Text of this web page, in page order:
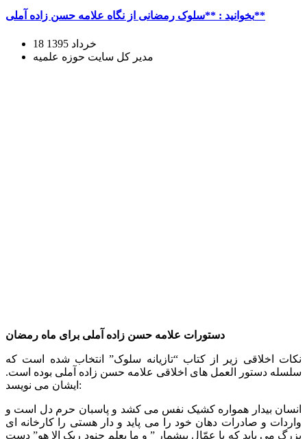
بخوانید : **سلوک رمضانی از نگاه علامه حسن زاده آملی**
18 خرداد 1395
مدیر کل سایت حوزه علمیه
دستورات علامه حسن زاده آملی برای ماه رمضان
نکات اخلاقی زیر از کتاب “تازیانه سلوک” انتخاب شده است که
سلسله دستور العمل های اخلاقی علامه حسن زاده آملی بوده است.
ایشان می نویسد:
انسان بیدار همواره کشیک نفس می کشد و پاسبان حرم دل است و
واردات و صادرات دهان خود را می پاید و دار هستی را کارخانه ای
بزرگ می یابد که با عمّال بیشمار ” و ما یعلم جنود ربک الا هو” دست